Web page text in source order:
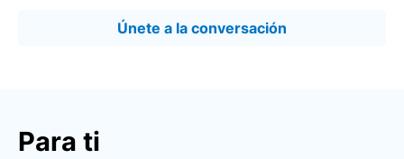
Únete a la conversación
Para ti